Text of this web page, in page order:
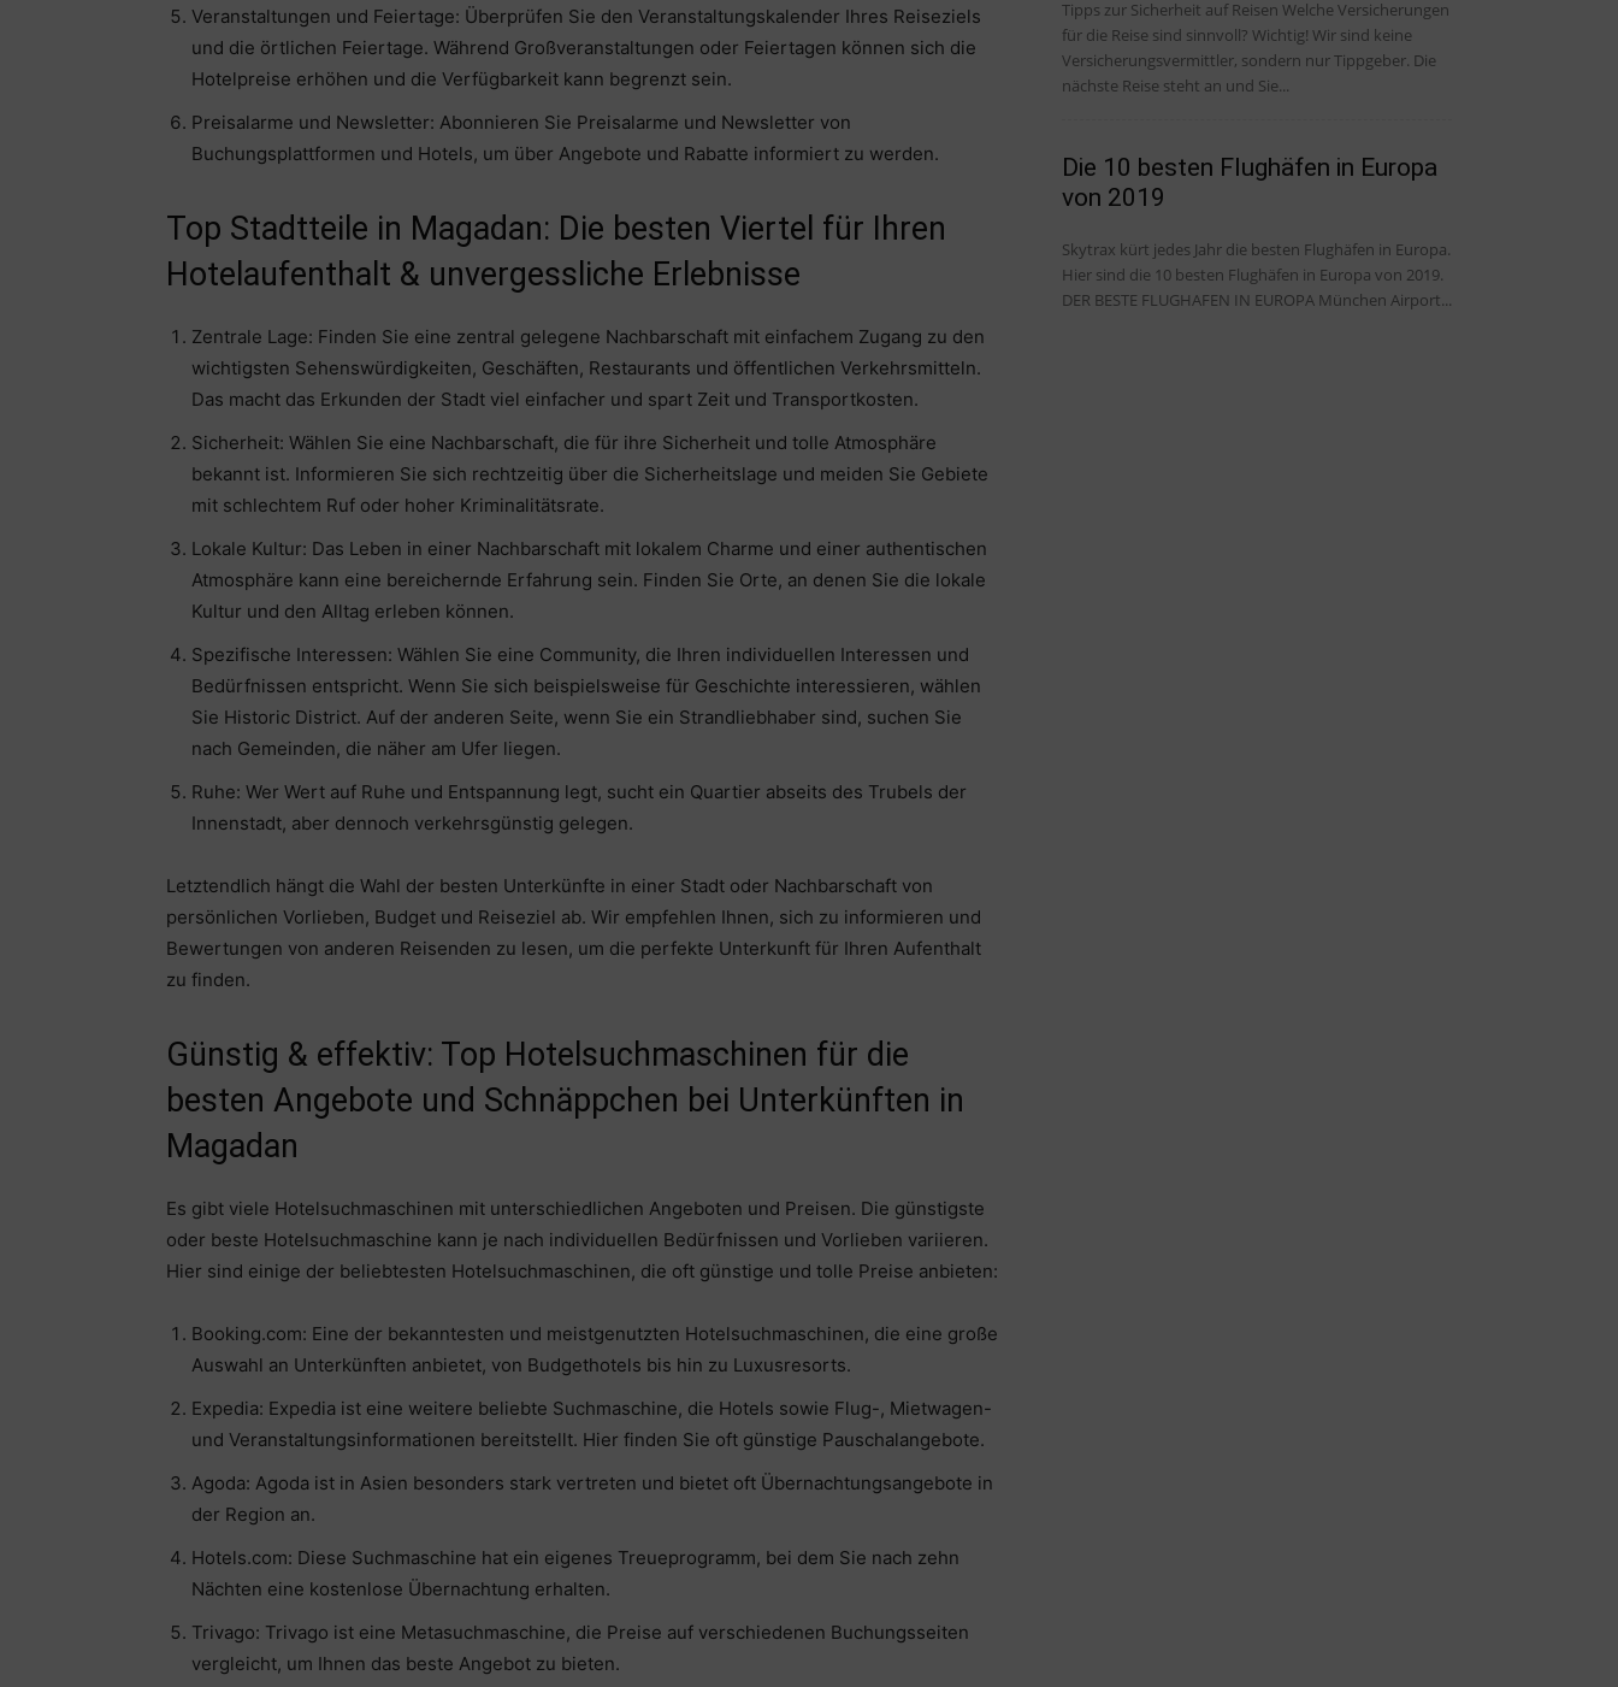
Veranstaltungen und Feiertage: Überprüfen Sie den Veranstaltungskalender Ihres Reiseziels
und die örtlichen Feiertage. Während Großveranstaltungen oder Feiertagen können sich die
Hotelpreise erhöhen und die Verfügbarkeit kann begrenzt sein.
Preisalarme und Newsletter: Abonnieren Sie Preisalarme und Newsletter von
Buchungsplattformen und Hotels, um über Angebote und Rabatte informiert zu werden.
Top Stadtteile in Magadan: Die besten Viertel für Ihren
Hotelaufenthalt & unvergessliche Erlebnisse
Zentrale Lage: Finden Sie eine zentral gelegene Nachbarschaft mit einfachem Zugang zu den
wichtigsten Sehenswürdigkeiten, Geschäften, Restaurants und öffentlichen Verkehrsmitteln.
Das macht das Erkunden der Stadt viel einfacher und spart Zeit und Transportkosten.
Sicherheit: Wählen Sie eine Nachbarschaft, die für ihre Sicherheit und tolle Atmosphäre
bekannt ist. Informieren Sie sich rechtzeitig über die Sicherheitslage und meiden Sie Gebiete
mit schlechtem Ruf oder hoher Kriminalitätsrate.
Lokale Kultur: Das Leben in einer Nachbarschaft mit lokalem Charme und einer authentischen
Atmosphäre kann eine bereichernde Erfahrung sein. Finden Sie Orte, an denen Sie die lokale
Kultur und den Alltag erleben können.
Spezifische Interessen: Wählen Sie eine Community, die Ihren individuellen Interessen und
Bedürfnissen entspricht. Wenn Sie sich beispielsweise für Geschichte interessieren, wählen
Sie Historic District. Auf der anderen Seite, wenn Sie ein Strandliebhaber sind, suchen Sie
nach Gemeinden, die näher am Ufer liegen.
Ruhe: Wer Wert auf Ruhe und Entspannung legt, sucht ein Quartier abseits des Trubels der
Innenstadt, aber dennoch verkehrsgünstig gelegen.
Letztendlich hängt die Wahl der besten Unterkünfte in einer Stadt oder Nachbarschaft von
persönlichen Vorlieben, Budget und Reiseziel ab. Wir empfehlen Ihnen, sich zu informieren und
Bewertungen von anderen Reisenden zu lesen, um die perfekte Unterkunft für Ihren Aufenthalt
zu finden.
Günstig & effektiv: Top Hotelsuchmaschinen für die
besten Angebote und Schnäppchen bei Unterkünften in
Magadan
Es gibt viele Hotelsuchmaschinen mit unterschiedlichen Angeboten und Preisen. Die günstigste
oder beste Hotelsuchmaschine kann je nach individuellen Bedürfnissen und Vorlieben variieren.
Hier sind einige der beliebtesten Hotelsuchmaschinen, die oft günstige und tolle Preise anbieten:
Booking.com: Eine der bekanntesten und meistgenutzten Hotelsuchmaschinen, die eine große
Auswahl an Unterkünften anbietet, von Budgethotels bis hin zu Luxusresorts.
Expedia: Expedia ist eine weitere beliebte Suchmaschine, die Hotels sowie Flug-, Mietwagen-
und Veranstaltungsinformationen bereitstellt. Hier finden Sie oft günstige Pauschalangebote.
Agoda: Agoda ist in Asien besonders stark vertreten und bietet oft Übernachtungsangebote in
der Region an.
Hotels.com: Diese Suchmaschine hat ein eigenes Treueprogramm, bei dem Sie nach zehn
Nächten eine kostenlose Übernachtung erhalten.
Trivago: Trivago ist eine Metasuchmaschine, die Preise auf verschiedenen Buchungsseiten
vergleicht, um Ihnen das beste Angebot zu bieten.
Tipps zur Sicherheit auf Reisen Welche Versicherungen
für die Reise sind sinnvoll? Wichtig! Wir sind keine
Versicherungsvermittler, sondern nur Tippgeber. Die
nächste Reise steht an und Sie...
Die 10 besten Flughäfen in Europa
von 2019
Skytrax kürt jedes Jahr die besten Flughäfen in Europa.
Hier sind die 10 besten Flughäfen in Europa von 2019.
DER BESTE FLUGHAFEN IN EUROPA München Airport...